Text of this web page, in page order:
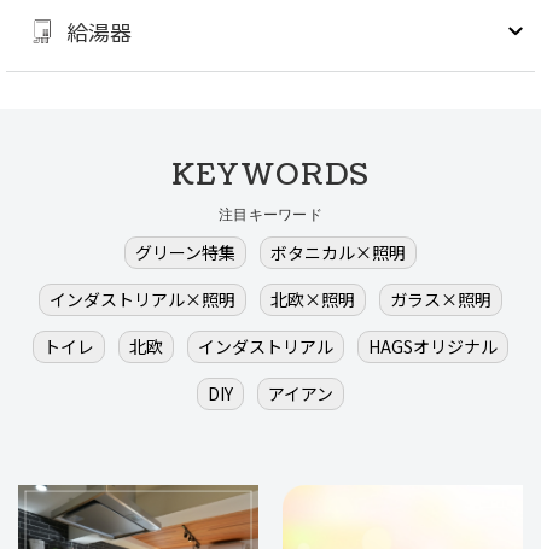
給湯器
KEYWORDS
注目キーワード
グリーン特集
ボタニカル×照明
インダストリアル×照明
北欧×照明
ガラス×照明
トイレ
北欧 インダストリアル
HAGSオリジナル
DIY
アイアン